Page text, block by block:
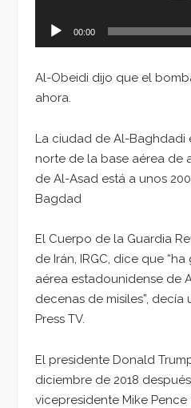
00:00
Al-Obeidi dijo que el
ahora.
La ciudad de Al-Baghdadi
norte de la base aérea de
de Al-Asad está a unos
Bagdad
El Cuerpo de la Guardia
de Irán, IRGC, dice que
aérea estadounidense de
decenas de misiles”,
Press TV.
El presidente Donald
diciembre de 2018
vicepresidente Mike